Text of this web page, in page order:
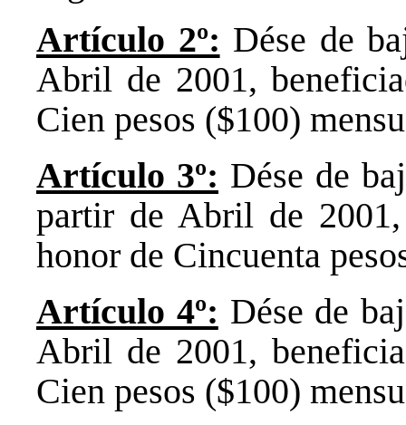
Artículo 2º: Dése de
Abril de 2001,
Cien pesos ($100)
Artículo 3º: Dése de
partir de Abril de
honor de Cincuenta
Artículo 4º: Dése de
Abril de 2001,
Cien pesos ($100)